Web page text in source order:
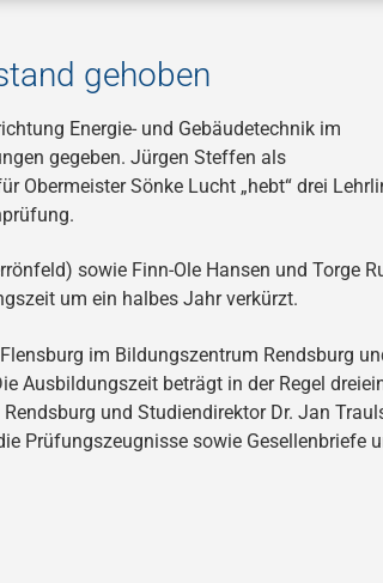
gehoben
Energie- und Gebäudetechnik im
gegeben. Jürgen Steffen als
Obermeister Sönke Lucht „hebt“ drei
sowie Finn-Ole Hansen und Torge
um ein halbes Jahr verkürzt.
im Bildungszentrum Rendsburg
Ausbildungszeit beträgt in der Regel
und Studiendirektor Dr. Jan
Prüfungszeugnisse sowie Gesellenbriefe